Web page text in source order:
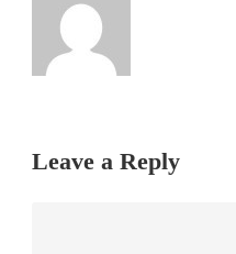
Leave a Reply